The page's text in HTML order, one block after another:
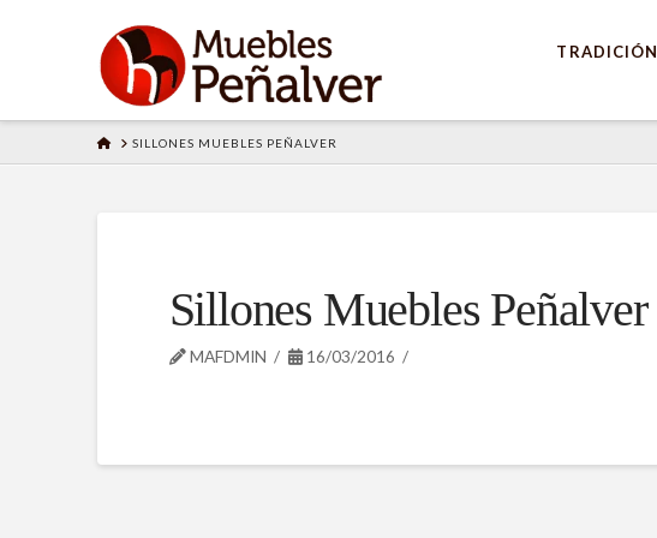
TRADICIÓN
HOMESILLONES MUEBLES PEÑALVER
Sillones Muebles Peñalver
MAFDMIN 16/03/2016